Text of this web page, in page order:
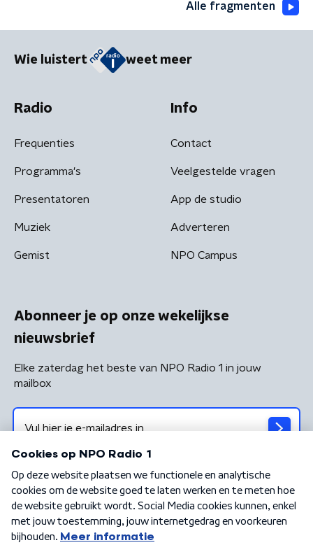
Alle fragmenten
Wie luistert weet meer
Radio
Frequenties
Programma's
Presentatoren
Muziek
Gemist
Info
Contact
Veelgestelde vragen
App de studio
Adverteren
NPO Campus
Abonneer je op onze wekelijkse
nieuwsbrief
Elke zaterdag het beste van NPO Radio 1 in jouw
mailbox
Algemene voorwaarden